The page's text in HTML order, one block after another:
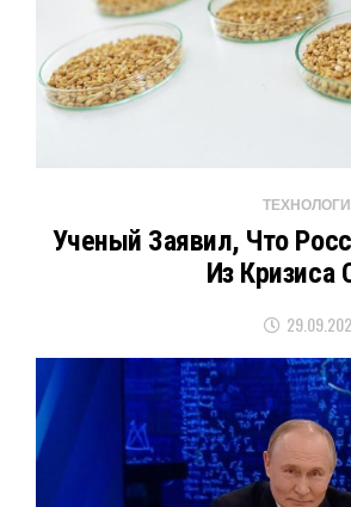
Ученый Заявил, Что
Из Кризиса